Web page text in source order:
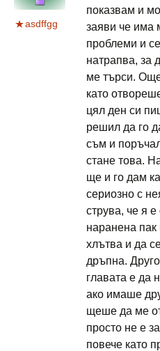
asdffgg
показвам и
заяви че има
проблеми и
натрапва, за
ме търси.
като
цял ден си
решил да го
съм и
стане това.
ще и го дам
сериозно с
струва, че я
наранена
хлътва и да
дръпна.
главата е да
ако имаше
щеше да ме
просто не е
повече като